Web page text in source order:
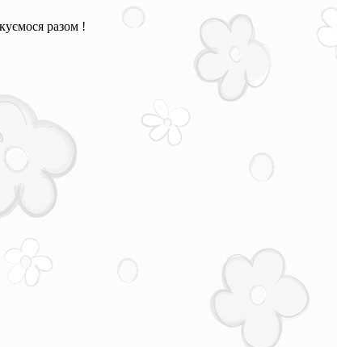
разом !